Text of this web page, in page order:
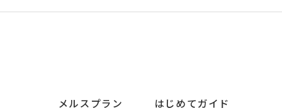
メルスプラン はじめてガイド